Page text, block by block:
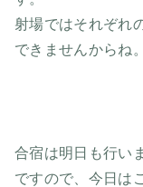
射場ではそれぞれ
できませんからね。
合宿は明日も行い
ですので、今日は